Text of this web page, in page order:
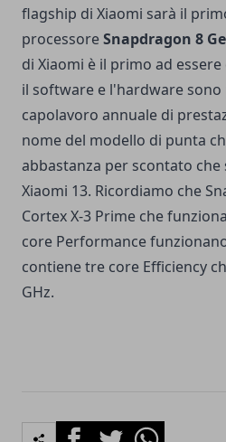
flagship di Xiaomi sarà il
processoreSnapdragon 8
di Xiaomi è il primo ad
il software e l'hardware
capolavoro annuale di
nome del modello di punta
abbastanza per scontato
Xiaomi 13. Ricordiamo che
Cortex X-3 Prime che
core Performance
contiene tre core Efficiency
GHz.
FacebookTwitterWhatsapp